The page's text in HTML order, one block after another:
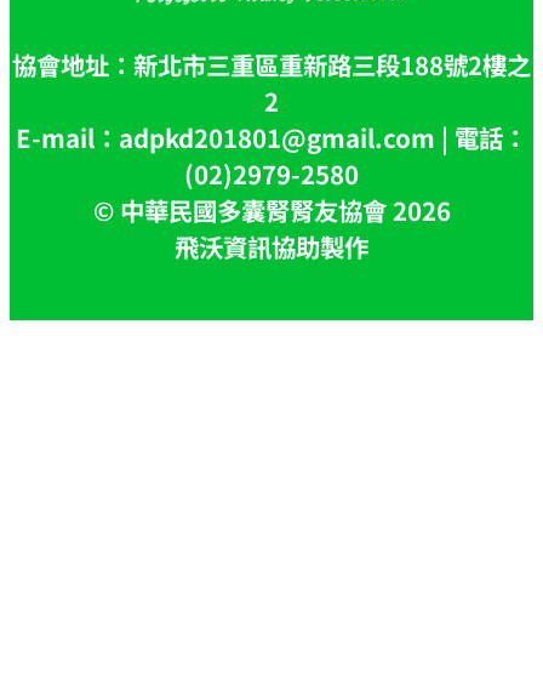
協會地址：新北市三重區重新路三段188號2樓之
2
E-mail：adpkd201801@gmail.com | 電話：
(02)2979-2580
© 中華民國多囊腎腎友協會 2026
飛沃資訊協助製作